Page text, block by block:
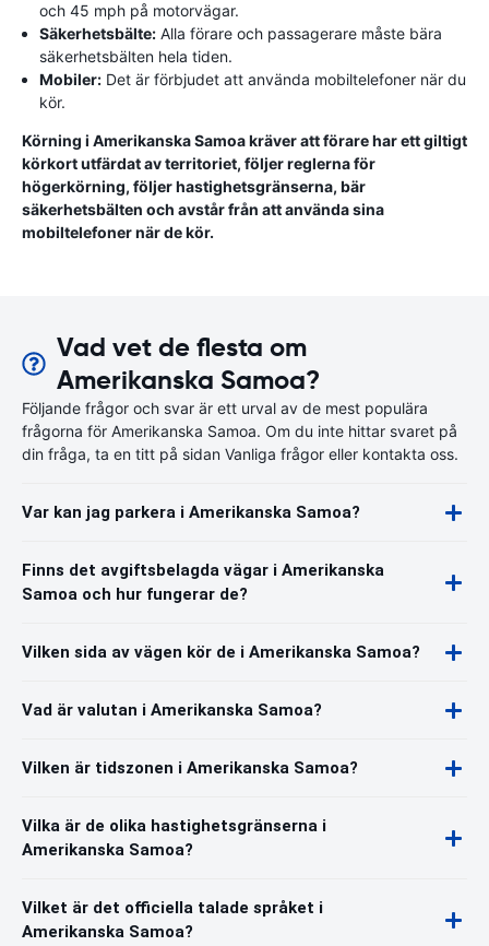
och 45 mph på motorvägar.
Säkerhetsbälte: Alla förare och passagerare måste bära
säkerhetsbälten hela tiden.
Mobiler: Det är förbjudet att använda mobiltelefoner när du
kör.
Körning i Amerikanska Samoa kräver att förare har ett giltigt
körkort utfärdat av territoriet, följer reglerna för
högerkörning, följer hastighetsgränserna, bär
säkerhetsbälten och avstår från att använda sina
mobiltelefoner när de kör.
Vad vet de flesta om
Amerikanska Samoa?
Följande frågor och svar är ett urval av de mest populära
frågorna för Amerikanska Samoa. Om du inte hittar svaret på
din fråga, ta en titt på sidan Vanliga frågor eller kontakta oss.
Var kan jag parkera i Amerikanska Samoa?
Finns det avgiftsbelagda vägar i Amerikanska
Samoa och hur fungerar de?
Vilken sida av vägen kör de i Amerikanska Samoa?
Vad är valutan i Amerikanska Samoa?
Vilken är tidszonen i Amerikanska Samoa?
Vilka är de olika hastighetsgränserna i
Amerikanska Samoa?
Vilket är det officiella talade språket i
Amerikanska Samoa?